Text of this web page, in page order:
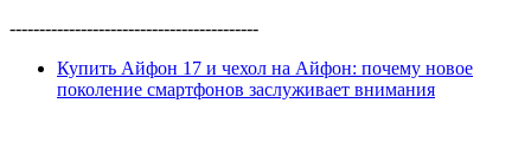
------------------------------------------
Купить Айфон 17 и чехол на Айфон: почему новое
поколение смартфонов заслуживает внимания